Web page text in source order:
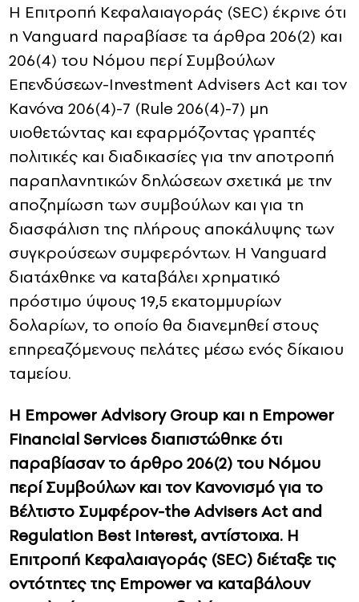
Η Επιτροπή Κεφαλαιαγοράς (SEC) έκρινε ότι
η Vanguard παραβίασε τα άρθρα 206(2) και
206(4) του Νόμου περί Συμβούλων
Επενδύσεων-Investment Advisers Act και τον
Κανόνα 206(4)-7 (Rule 206(4)-7) μη
υιοθετώντας και εφαρμόζοντας γραπτές
πολιτικές και διαδικασίες για την αποτροπή
παραπλανητικών δηλώσεων σχετικά με την
αποζημίωση των συμβούλων και για τη
διασφάλιση της πλήρους αποκάλυψης των
συγκρούσεων συμφερόντων. Η Vanguard
διατάχθηκε να καταβάλει χρηματικό
πρόστιμο ύψους 19,5 εκατομμυρίων
δολαρίων, το οποίο θα διανεμηθεί στους
επηρεαζόμενους πελάτες μέσω ενός δίκαιου
ταμείου.
Η Empower Advisory Group και η Empower
Financial Services διαπιστώθηκε ότι
παραβίασαν το άρθρο 206(2) του Νόμου
περί Συμβούλων και τον Κανονισμό για το
Βέλτιστο Συμφέρον-the Advisers Act and
Regulation Best Interest, αντίστοιχα. Η
Επιτροπή Κεφαλαιαγοράς (SEC) διέταξε τις
οντότητες της Empower να καταβάλουν